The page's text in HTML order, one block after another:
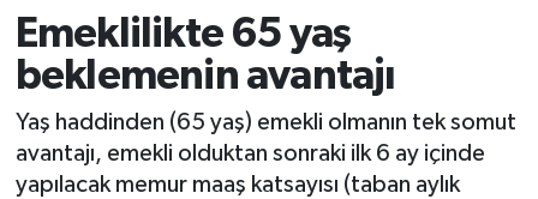
Emeklilikte 65 yaş
beklemenin avantajı
Yaş haddinden (65 yaş) emekli olmanın tek somut
avantajı, emekli olduktan sonraki ilk 6 ay içinde
yapılacak memur maaş katsayısı (taban aylık